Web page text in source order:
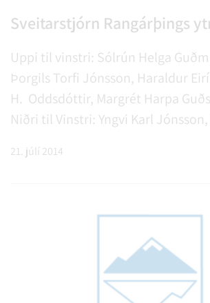
Sveitarstjórn Rangárþings
Uppi til vinstri: Sólrún Helga
Þorgils Torfi Jónsson, Haraldur
H. Oddsdóttir, Margrét Harpa
Niðri til Vinstri: Yngvi Karl
21. júlí 2014